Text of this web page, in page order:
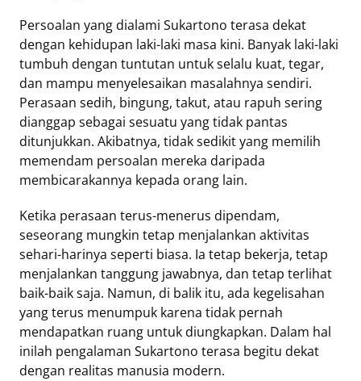
Persoalan yang dialami Sukartono terasa dekat
dengan kehidupan laki-laki masa kini. Banyak laki-laki
tumbuh dengan tuntutan untuk selalu kuat, tegar,
dan mampu menyelesaikan masalahnya sendiri.
Perasaan sedih, bingung, takut, atau rapuh sering
dianggap sebagai sesuatu yang tidak pantas
ditunjukkan. Akibatnya, tidak sedikit yang memilih
memendam persoalan mereka daripada
membicarakannya kepada orang lain.
Ketika perasaan terus-menerus dipendam,
seseorang mungkin tetap menjalankan aktivitas
sehari-harinya seperti biasa. Ia tetap bekerja, tetap
menjalankan tanggung jawabnya, dan tetap terlihat
baik-baik saja. Namun, di balik itu, ada kegelisahan
yang terus menumpuk karena tidak pernah
mendapatkan ruang untuk diungkapkan. Dalam hal
inilah pengalaman Sukartono terasa begitu dekat
dengan realitas manusia modern.